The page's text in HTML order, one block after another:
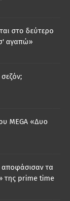
στο δεύτερο
αγαπώ»
MEGA «Δυο
αποφάσισαν τα
της prime time